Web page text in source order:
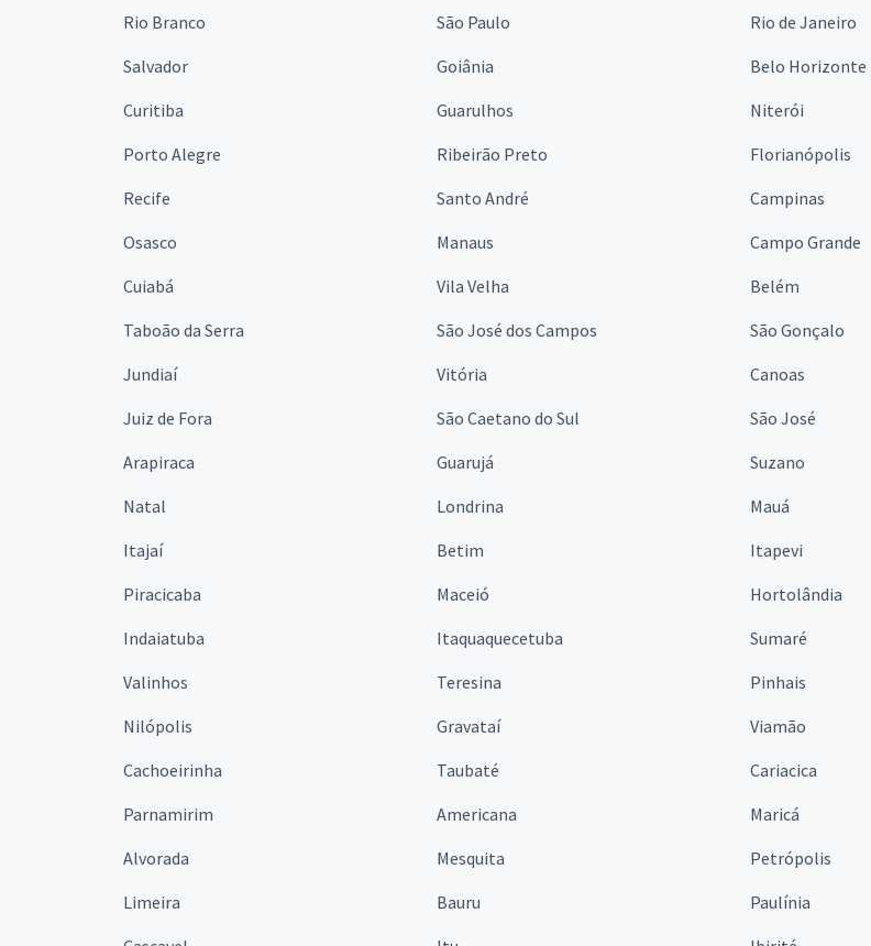
Rio Branco São Paulo Rio de Janeiro
Salvador
Goiânia Belo Horizonte
Curitiba
Guarulhos Niterói
Porto Alegre
Ribeirão Preto Florianópolis
Recife
Santo André Campinas
Osasco
Manaus Campo Grande
Cuiabá
Vila Velha Belém
Taboão da Serra
São José dos Campos São Gonçalo
Jundiaí
Vitória Canoas
Juiz de Fora
São Caetano do Sul São José
Arapiraca
Guarujá Suzano
Natal
Londrina Mauá
Itajaí
Betim Itapevi
Piracicaba
Maceió Hortolândia
Indaiatuba
Itaquaquecetuba Sumaré
Valinhos
Teresina Pinhais
Nilópolis
Gravataí Viamão
Cachoeirinha
Taubaté Cariacica
Parnamirim
Americana Maricá
Alvorada
Mesquita Petrópolis
Limeira
Bauru Paulínia